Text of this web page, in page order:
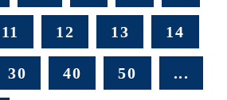
11 12 13 14
30 40 50 ...